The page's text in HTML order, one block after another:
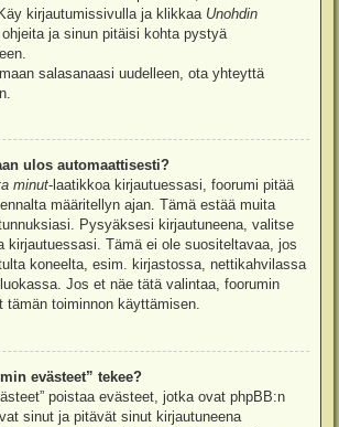
kirjautumissivulla ja klikkaa Unohdin
ohjeita ja sinun pitäisi kohta pystyä
salasanaasi uudelleen, ota yhteyttä
ulos automaattisesti?
minut-laatikkoa kirjautuessasi, foorumi pitää
määritellyn ajan. Tämä estää muita
Pysyäksesi kirjautuneena, valitse
kirjautuessasi. Tämä ei ole suositeltavaa, jos
koneelta, esim. kirjastossa, nettikahvilassa
Jos et näe tätä valintaa, foorumin
tämän toiminnon käyttämisen.
evästeet” tekee?
poistaa evästeet, jotka ovat phpBB:n
sinut ja pitävät sinut kirjautuneena